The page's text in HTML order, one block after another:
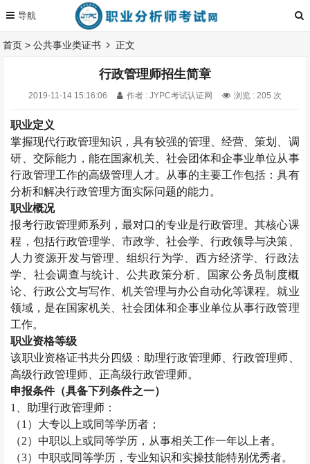
首页 >公共事业类证书 正文
行政管理师招生简章
2019-11-14 15:16:06 作者 : JYPC考试认证网 浏览 : 205 次
职业定义
掌握现代行政管理知识，具有较强的管理、经营、策划、调
研、交际能力，能在国家机关、社会团体和企事业单位从事
行政管理工作的高级管理人才。从事的主要工作包括：具有
分析和解决行政管理方面实际问题的能力。
职业概况
报考行政管理师系列，最对口的专业是行政管理。其核心课
程，包括行政管理学、市政学、社会学、行政领导与决策、
人力资源开发与管理、组织行为学、西方经济学、行政法
学、社会调查与统计、公共政策分析、国家公务员制度概
论、行政公文与写作、机关管理与办公自动化等课程。就业
领域，是在国家机关、社会团体和企事业单位从事行政管理
工作。
职业资格等级
该职业资格证书共分四级：助理行政管理师 、行政管理师
高级行政管理师 、正高级行政管理师。
申报条件（具备下列条件之一）
1、助理行政管理师 ：
（1）大专以上或同等学历者；
（2）中职以上或同等学历，从事相关工作一年以上者。
（3）中职或同等学历，专业知识和实操技能特别优秀者。